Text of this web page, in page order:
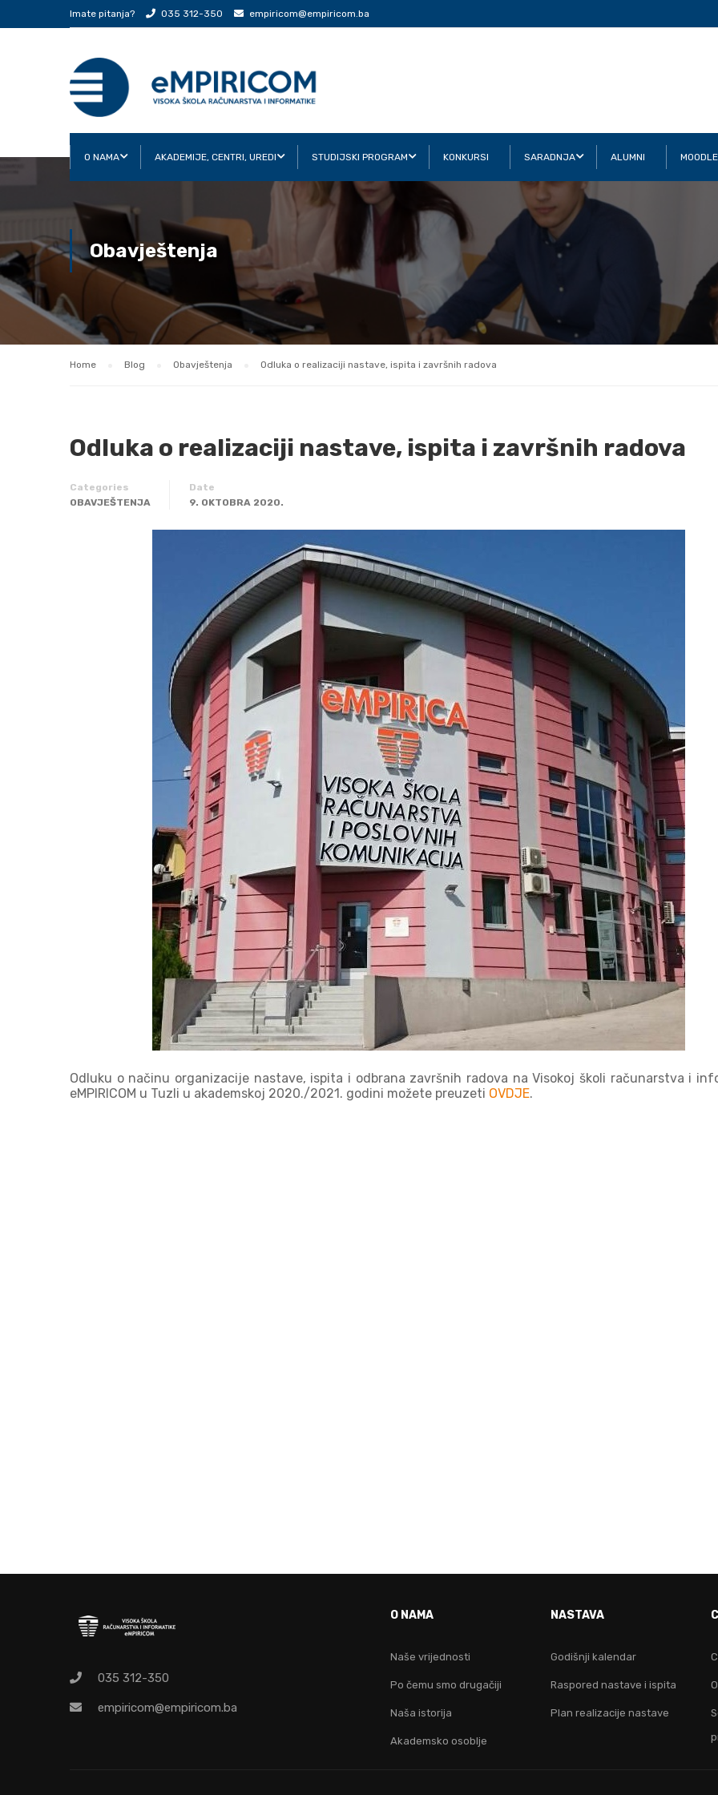
Imate pitanja? 035 312-350 empiricom@empiricom.ba
O NAMA AKADEMIJE, CENTRI, UREDI STUDIJSKI PROGRAM KONKURSI SARADNJA ALUMNI MOODLE
Obavještenja
Home Blog Obavještenja Odluka o realizaciji nastave, ispita i završnih radova
Odluka o realizaciji nastave, ispita i završnih radova
Categories
OBAVJEŠTENJA
Date
9. OKTOBRA 2020.
Odluku o načinu organizacije nastave, ispita i odbrana završnih radova na Visokoj školi računarstva i
eMPIRICOM u Tuzli u akademskoj 2020./2021. godini možete preuzeti OVDJE.
035 312-350
empiricom@empiricom.ba
O NAMA
Naše vrijednosti
Po čemu smo drugačiji
Naša istorija
Akademsko osoblje
NASTAVA
Godišnji kalendar
Raspored nastave i ispita
Plan realizacije nastave
OVO JE FAKULTET ZA